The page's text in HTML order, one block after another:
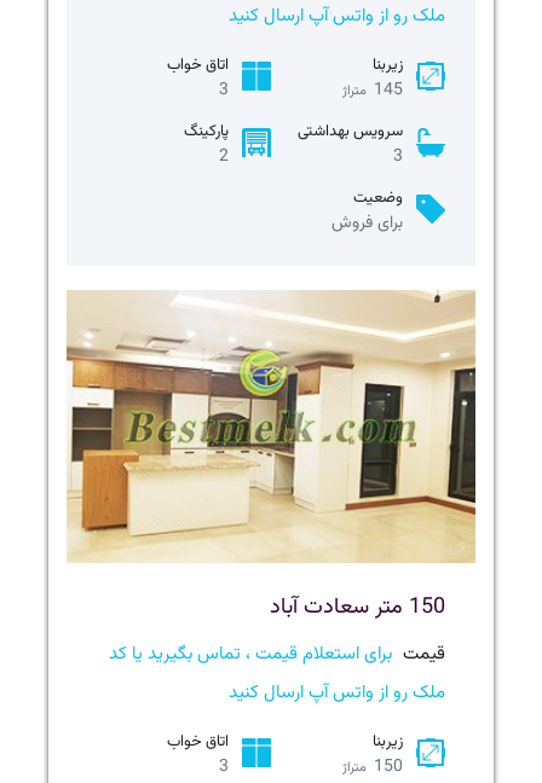
ملک رو از واتس آپ ارسال کنید
زیربنا
145 متراژ
اتاق خواب
3
سرویس بهداشتی
3
پارکینگ
2
وضعیت
برای فروش
150 متر سعادت آباد
قیمت برای استعلام قیمت ، تماس بگیرید یا کد
ملک رو از واتس آپ ارسال کنید
زیربنا
150 متراژ
اتاق خواب
3